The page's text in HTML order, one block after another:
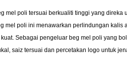
mel poli tersuai berkualiti tinggi yang direka
mel poli ini menawarkan perlindungan kalis
Sebagai pengeluar beg mel poli yang
saiz tersuai dan percetakan logo untuk